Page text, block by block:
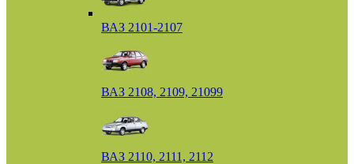
ВАЗ 2101-2107
ВАЗ 2108, 2109, 21099
ВАЗ 2110, 2111, 2112